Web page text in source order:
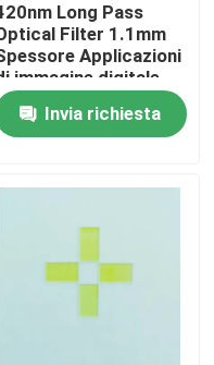
Long Pass
Filter 1.1mm
Applicazioni
immagine digitale
Invia richiesta